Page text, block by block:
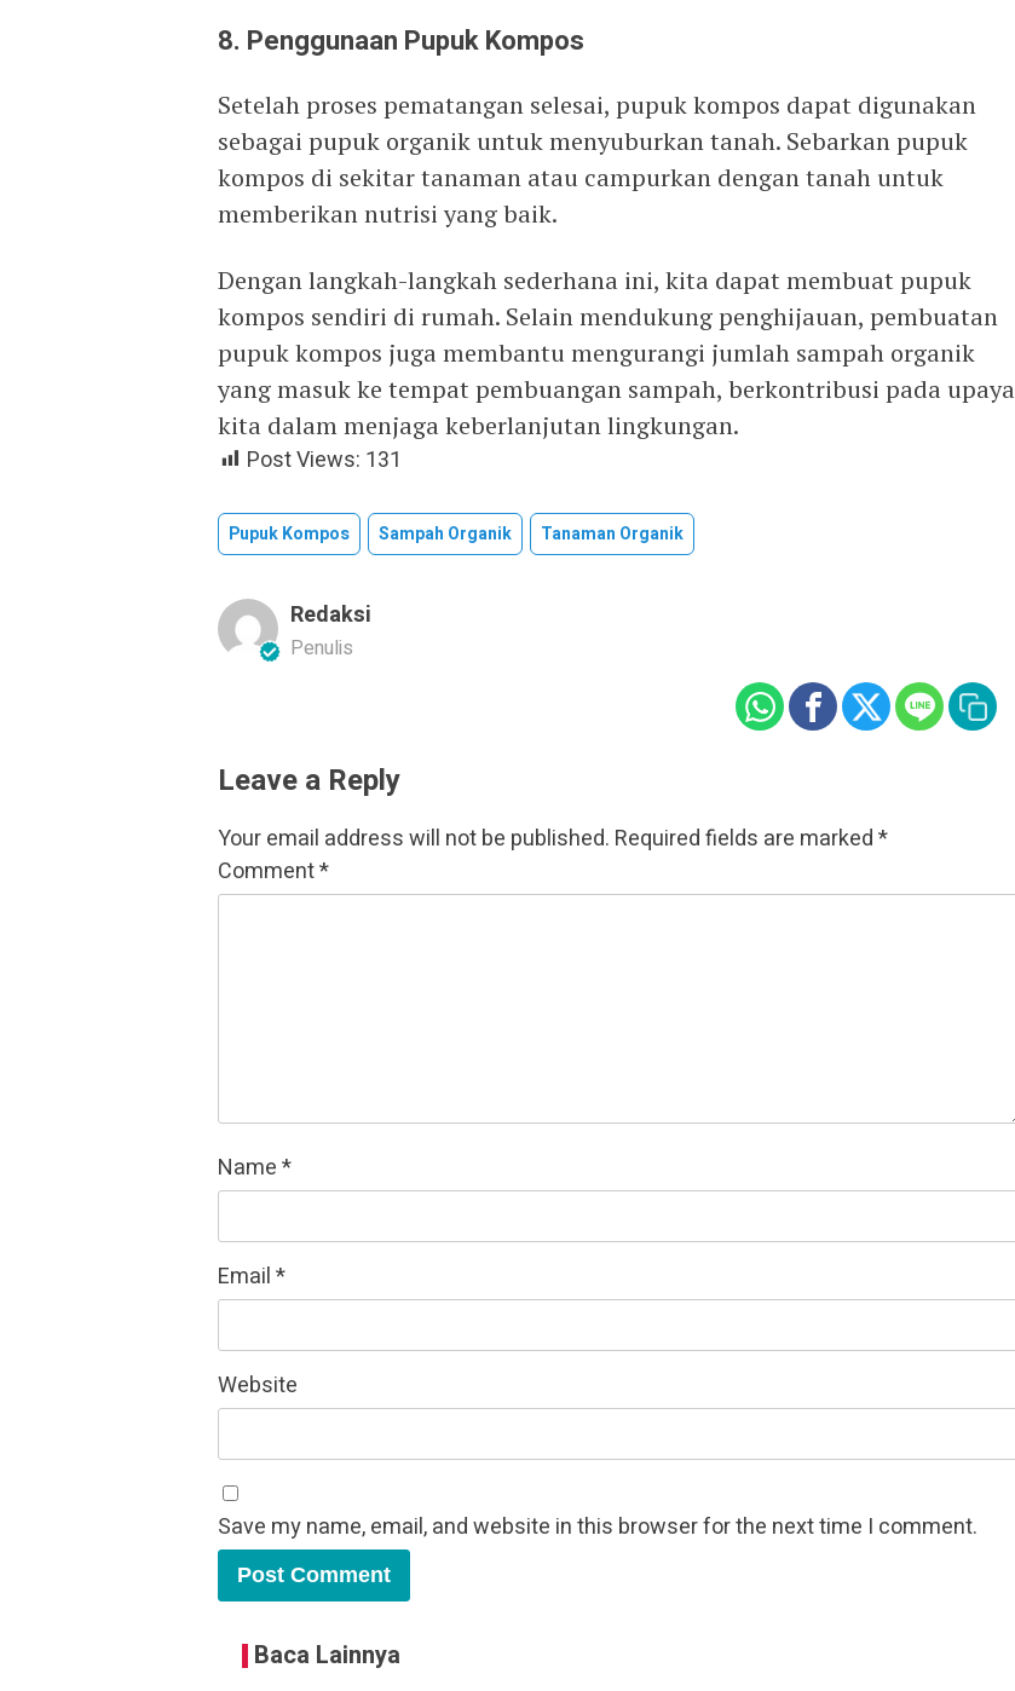
8. Penggunaan Pupuk Kompos
Setelah proses pematangan selesai, pupuk kompos dapat digunakan
sebagai pupuk organik untuk menyuburkan tanah. Sebarkan pupuk
kompos di sekitar tanaman atau campurkan dengan tanah untuk
memberikan nutrisi yang baik.
Dengan langkah-langkah sederhana ini, kita dapat membuat pupuk
kompos sendiri di rumah. Selain mendukung penghijauan, pembuatan
pupuk kompos juga membantu mengurangi jumlah sampah organik
yang masuk ke tempat pembuangan sampah, berkontribusi pada upaya
kita dalam menjaga keberlanjutan lingkungan.
Post Views: 131
Pupuk Kompos Sampah Organik Tanaman Organik
Redaksi
Penulis
Leave a Reply
Your email address will not be published. Required fields are marked*
Comment*
Name*
Email*
Website
Save my name, email, and website in this browser for the next time I comment.
Baca Lainnya